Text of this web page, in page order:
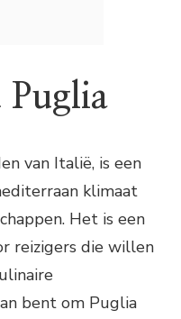
Puglia
van Italië, is een
klimaat
Het is een
reizigers die willen
bent om Puglia